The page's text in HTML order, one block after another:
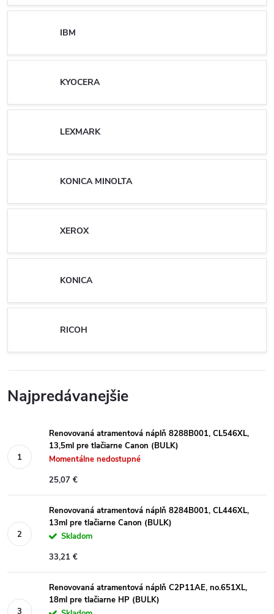
IBM
KYOCERA
LEXMARK
KONICA MINOLTA
XEROX
KONICA
RICOH
Najpredávanejšie
Renovovaná atramentová náplň 8288B001, CL546XL,
13,5ml pre tlačiarne Canon (BULK)
Momentálne nedostupné
25,07 €
Renovovaná atramentová náplň 8284B001, CL446XL,
13ml pre tlačiarne Canon (BULK)
Skladom
33,21 €
Renovovaná atramentová náplň C2P11AE, no.651XL,
18ml pre tlačiarne HP (BULK)